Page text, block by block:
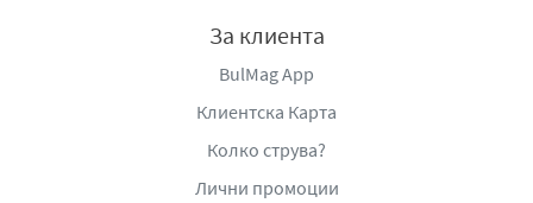
Берьозка Трейдинг ЕООД, село Бенковски,
област Варна, България, тел:
www.berezka.bg
За клиента
BulMag App
Клиентска Карта
Колко струва?
Лични промоции